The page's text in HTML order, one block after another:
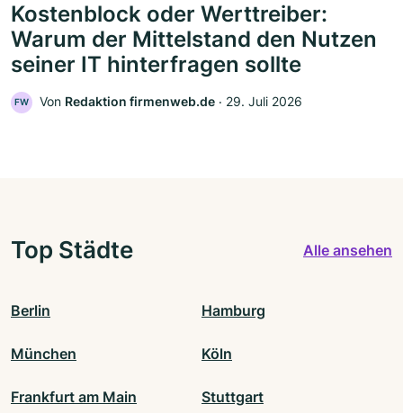
Kostenblock oder Werttreiber:
Warum der Mittelstand den Nutzen
seiner IT hinterfragen sollte
FW Von Redaktion firmenweb.de ‧ 29. Juli 2026
Top Städte Alle ansehen
Berlin Hamburg
München Köln
Frankfurt am Main Stuttgart